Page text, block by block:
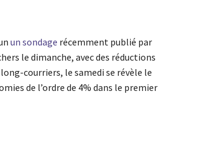
un sondage récemment publié par
le dimanche, avec des réductions
courriers, le samedi se révèle le
de l’ordre de 4% dans le premier